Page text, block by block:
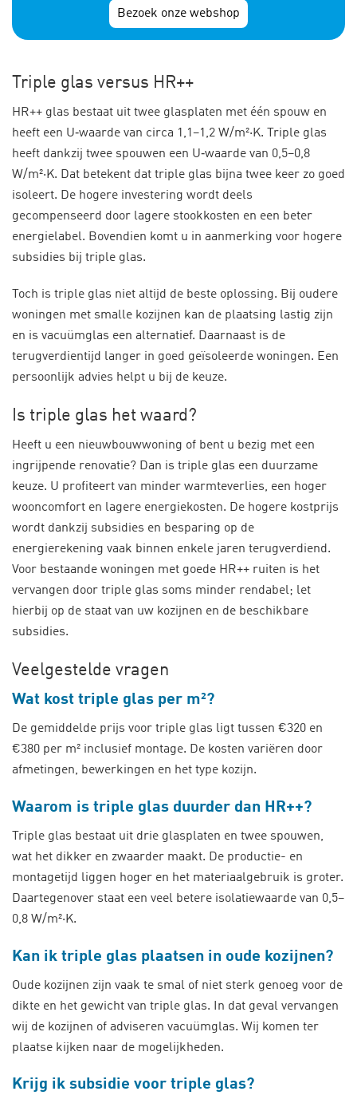
Bezoek onze webshop
Triple glas versus HR++
HR++ glas bestaat uit twee glasplaten met één spouw en
heeft een U‑waarde van circa 1,1–1,2 W/m²·K. Triple glas
heeft dankzij twee spouwen een U‑waarde van 0,5–0,8
W/m²·K. Dat betekent dat triple glas bijna twee keer zo goed
isoleert. De hogere investering wordt deels
gecompenseerd door lagere stookkosten en een beter
energielabel. Bovendien komt u in aanmerking voor hogere
subsidies bij triple glas.
Toch is triple glas niet altijd de beste oplossing. Bij oudere
woningen met smalle kozijnen kan de plaatsing lastig zijn
en is vacuümglas een alternatief. Daarnaast is de
terugverdientijd langer in goed geïsoleerde woningen. Een
persoonlijk advies helpt u bij de keuze.
Is triple glas het waard?
Heeft u een nieuwbouwwoning of bent u bezig met een
ingrijpende renovatie? Dan is triple glas een duurzame
keuze. U profiteert van minder warmteverlies, een hoger
wooncomfort en lagere energiekosten. De hogere kostprijs
wordt dankzij subsidies en besparing op de
energierekening vaak binnen enkele jaren terugverdiend.
Voor bestaande woningen met goede HR++ ruiten is het
vervangen door triple glas soms minder rendabel; let
hierbij op de staat van uw kozijnen en de beschikbare
subsidies.
Veelgestelde vragen
Wat kost triple glas per m²?
De gemiddelde prijs voor triple glas ligt tussen €320 en
€380 per m² inclusief montage. De kosten variëren door
afmetingen, bewerkingen en het type kozijn.
Waarom is triple glas duurder dan HR++?
Triple glas bestaat uit drie glasplaten en twee spouwen,
wat het dikker en zwaarder maakt. De productie- en
montagetijd liggen hoger en het materiaalgebruik is groter.
Daartegenover staat een veel betere isolatiewaarde van 0,5–
0,8 W/m²·K.
Kan ik triple glas plaatsen in oude kozijnen?
Oude kozijnen zijn vaak te smal of niet sterk genoeg voor de
dikte en het gewicht van triple glas. In dat geval vervangen
wij de kozijnen of adviseren vacuümglas. Wij komen ter
plaatse kijken naar de mogelijkheden.
Krijg ik subsidie voor triple glas?